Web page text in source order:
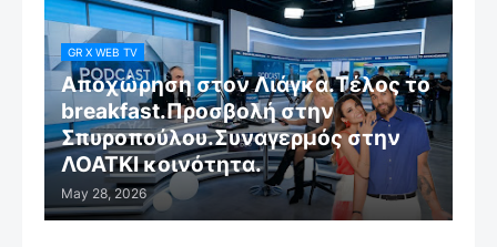
GR X WEB TV
Αποχώρηση στον Λιάγκα.Τέλος το
breakfast.Προσβολή στην
Σπυροπούλου.Συναγερμός στην
ΛΟΑΤΚΙ κοινότητα.
May 28, 2026